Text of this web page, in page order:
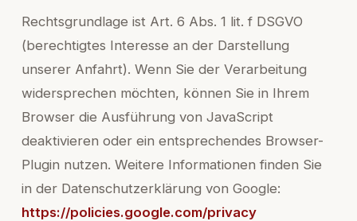
Rechtsgrundlage ist Art. 6 Abs. 1 lit. f DSGVO
(berechtigtes Interesse an der Darstellung
unserer Anfahrt). Wenn Sie der Verarbeitung
widersprechen möchten, können Sie in Ihrem
Browser die Ausführung von JavaScript
deaktivieren oder ein entsprechendes Browser-
Plugin nutzen. Weitere Informationen finden Sie
in der Datenschutzerklärung von Google:
https://policies.google.com/privacy